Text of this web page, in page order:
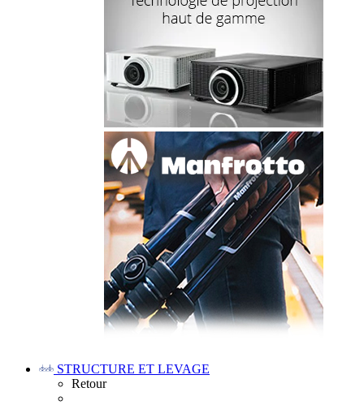
STRUCTURE ET LEVAGE
Retour